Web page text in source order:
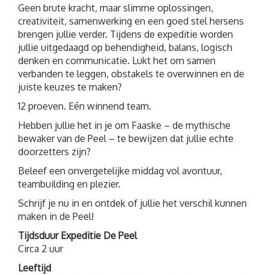
Geen brute kracht, maar slimme oplossingen,
creativiteit, samenwerking en een goed stel hersens
brengen jullie verder. Tijdens de expeditie worden
jullie uitgedaagd op behendigheid, balans, logisch
denken en communicatie. Lukt het om samen
verbanden te leggen, obstakels te overwinnen en de
juiste keuzes te maken?
12 proeven. Eén winnend team.
Hebben jullie het in je om Faaske – de mythische
bewaker van de Peel – te bewijzen dat jullie echte
doorzetters zijn?
Beleef een onvergetelijke middag vol avontuur,
teambuilding en plezier.
Schrijf je nu in en ontdek of jullie het verschil kunnen
maken in de Peel!
Tijdsduur Expeditie De Peel
Circa 2 uur
Leeftijd